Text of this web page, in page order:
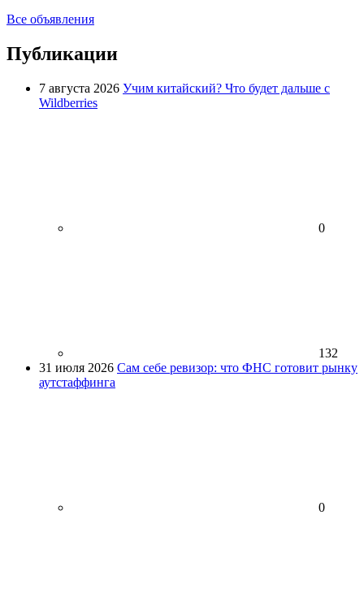
Все объявления
Публикации
7 августа 2026 Учим китайский? Что будет дальше с
Wildberries
0
132
31 июля 2026 Сам себе ревизор: что ФНС готовит рынку
аутстаффинга
0